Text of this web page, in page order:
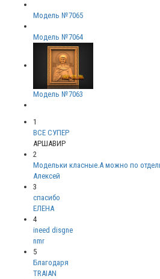
Модель №7065
Модель №7064
Модель №7063
1
ВСЕ СУПЕР
АРШАВИР
2
Модельки класные.А можно по
Алексей
3
спасибо
ЕЛЕНА
4
ineed disgne
nmr
5
Благодаря
TRAIAN